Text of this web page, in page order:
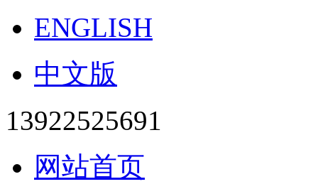
ENGLISH
中文版
13922525691
网站首页